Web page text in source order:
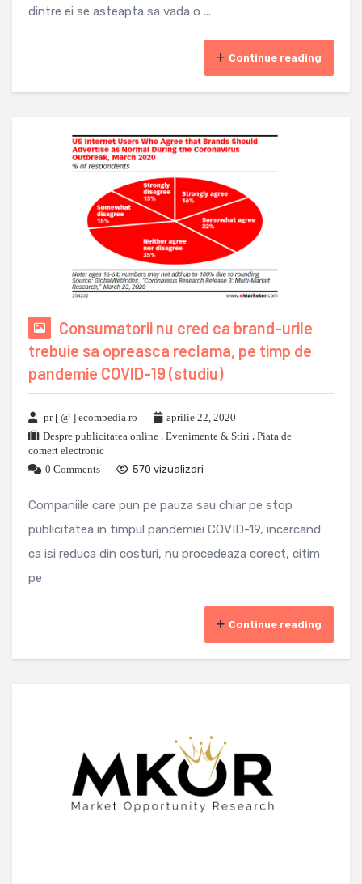
dintre ei se asteapta sa vada o ...
Continue reading
Consumatorii nu cred ca brand-urile
trebuie sa opreasca reclama, pe timp de
pandemie COVID-19 (studiu)
pr [ @ ] ecompedia ro
aprilie 22, 2020
Despre publicitatea online , Evenimente & Stiri , Piata de
comert electronic
0 Comments
570 vizualizari
Companiile care pun pe pauza sau chiar pe stop
publicitatea in timpul pandemiei COVID-19, incercand
ca isi reduca din costuri, nu procedeaza corect, citim
pe
Continue reading